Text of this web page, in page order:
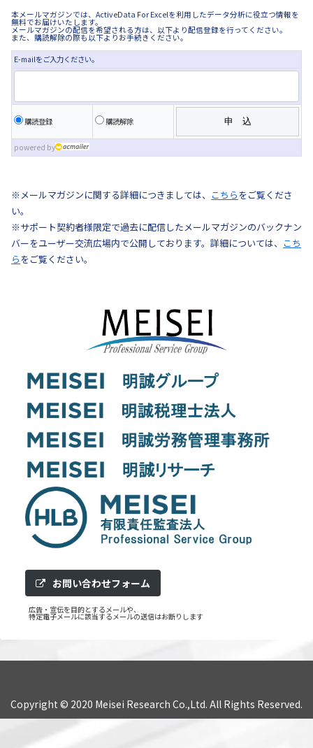
本メールマガジンでは、ActiveData For Excelを利用したデータ分析に役立つ情報を
無料でお届けいたします。
メールマガジンの配信を希望される方は、以下より配信登録を行ってください。
また、購読解除の際も以下よりお手続きください。
E-mailをご入力ください。
購読登録 購読解除
powered by
※メールマガジンに関する詳細につきましては、 こちら をご覧くださ
い。
※サポート契約者様限定で過去に配信したメールマガジンのバックナン
バーをユーザー交流広場内で公開しております。詳細については、 こち
ら をご覧ください。
お問い合わせフォーム
広告・宣伝を目的とするメールや、
特定電子メールに該当するメールの送信はお断りします
Copyright © 2020 Meisei Research Co.,Ltd. All Rights Reserved.